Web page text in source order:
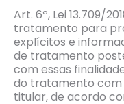
Art. 6º, Lei 13.709/
tratamento para
explícitos e
de tratamento
com essas
do tratamento com
titular, de acordo